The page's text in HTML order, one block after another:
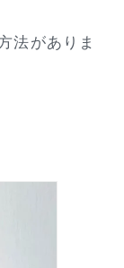
法がありま